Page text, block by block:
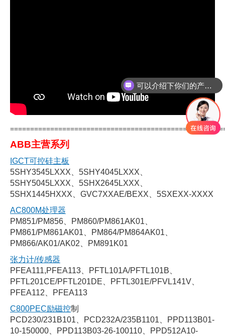
ABB主营系列
IGCT可控硅主板
5SHY3545LXXX、5SHY4045LXXX、
5SHY5045LXXX、5SHX2645LXXX、
5SHX1445HXXX、GVC7XXAE/BEXX、5SXEXX-XXXX
AC800M处理器
PM851/PM856、PM860/PM861AK01、
PM861/PM861AK01、PM864/PM864AK01、
PM866/AK01/AK02、PM891K01
张力计/传感器
PFEA111,PFEA113、PFTL101A/PFTL101B、
PFTL201CE/PFTL201DE、PFTL301E/PFVL141V、
PFEA112、PFEA113
C800PEC励磁控制
PCD230/231B101、PCD232A/235B1101、PPD113B01-
10-150000、PPD113B03-26-100110、PPD512A10-
可以介绍下你们的产品么
你们是怎么收费的呢